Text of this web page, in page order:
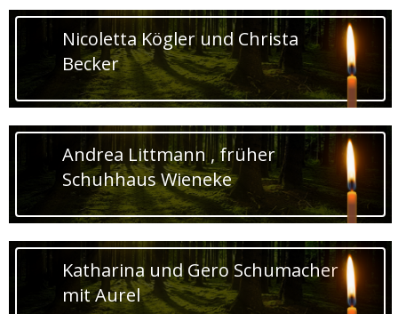
Nicoletta Kögler und Christa
Becker
Andrea Littmann , früher
Schuhhaus Wieneke
Katharina und Gero Schumacher
mit Aurel